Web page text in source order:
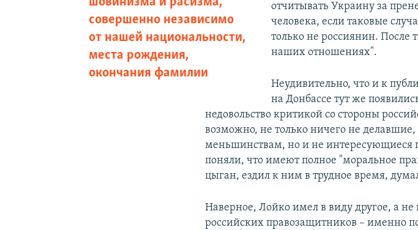
совершенно независимо
от нашей национальности,
места рождения,
окончания фамилии
отчитывать Украину за
человека, если таковые
только не россиянин. После
наших отношениях".
Неудивительно, что и к
на Донбассе тут же
недовольство критикой со стороны
возможно, не только ничего не
меньшинствам, но и не интересующиеся
поняли, что имеют полное "моральное
цыган, ездил к ним в трудное время,
Наверное, Лойко имел в виду другое, а
российских правозащитников – именно